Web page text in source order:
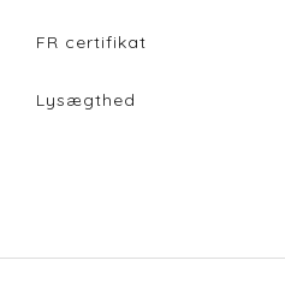
FR certifikat
Lysægthed